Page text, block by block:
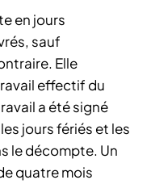
en jours
sauf
Elle
effectif du
a été signé
jours fériés et les
le décompte. Un
quatre mois